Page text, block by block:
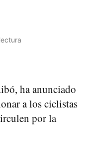
ha anunciado
a los ciclistas
por la